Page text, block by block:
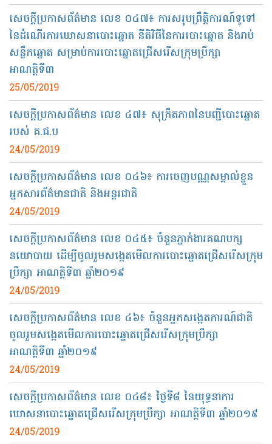
សេចក្តីប្រកាសព័ត៌មាន លេខ ០៤៧​៖ ការសរុបព្រឹត្តិការណ៍ទូទៅ
នៃដំណើរការឃោសនាបោះឆ្នោត នីតិវិធីនៃការបោះឆ្នោត និងរាប់
សន្លឹកឆ្នោត សម្រាប់ការបោះឆ្នោតជ្រើសរើសក្រុមប្រឹក្សា
អាណត្តិទី៣
25/05/2019
សេចក្តីប្រកាសព័ត៌មាន លេខ ៤៧៖​ សុក្រឹតភាពនៃបញ្ជីបោះឆ្នោត
របស់ គ.ជ.ប
24/05/2019
សេចក្ដីប្រកាសព័ត៌មាន លេខ ០៤៦​៖ ការចេញបណ្ណសម្គាល់​ខ្លួន
អ្នកសារព័ត៌មានជាតិ និង​អន្តរជាតិ​
24/05/2019
សេចក្តីប្រកាសព័ត៌មាន លេខ ០៤៥៖​ ចំនួនភ្នាក់ងារគណបក្ស
នយោបាយ ដើម្បីចូលរួមសង្កេតមើលការបោះឆ្នោតជ្រើសរើសក្រុម
ប្រឹក្សា អាណត្តិទី៣ ឆ្នាំ២០១៩
24/05/2019
សេចក្តីប្រកាសព័ត៌មាន លេខ ៤៦៖​ ចំនួនអ្នកសង្កេតការណ៍ជាតិ
ចូលរួមសង្កេតមើលការបោះឆ្នោតជ្រើសរើសក្រុមប្រឹក្សា
អាណត្តិទី៣ ឆ្នាំ២០១៩
24/05/2019
សេចក្ដីប្រកាសព័ត៌មាន លេខ ០៤៨៖ ថ្ងៃទី៨ នៃយុទ្ធនាការ
ឃោសនាបោះឆ្នោតជ្រើសរើសក្រុមប្រឹក្សា អាណត្តិទី៣ ឆ្នាំ២០១៩
24/05/2019